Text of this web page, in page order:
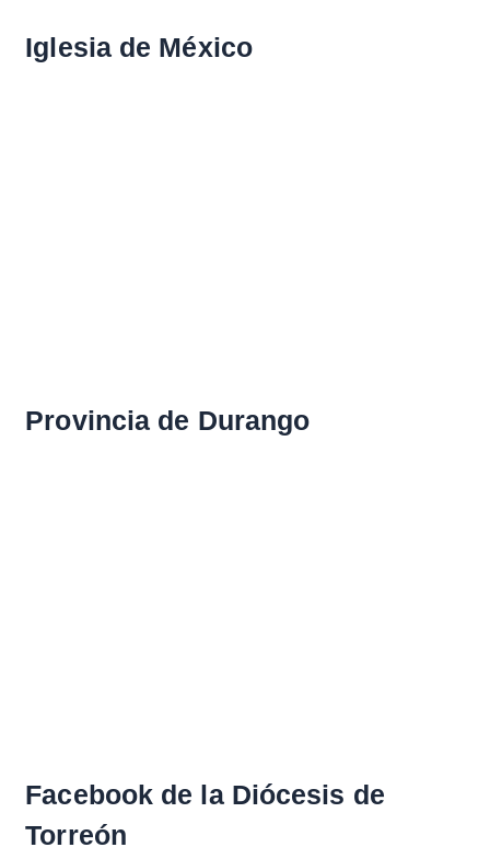
Iglesia de México
Provincia de Durango
Facebook de la Diócesis de
Torreón